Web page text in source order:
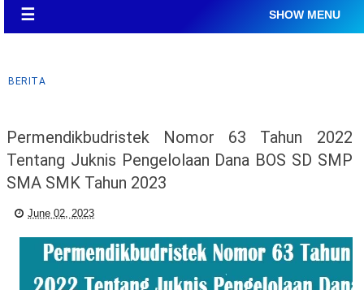
☰ SHOW MENU
BERITA
Permendikbudristek Nomor 63 Tahun 2022
Tentang Juknis Pengelolaan Dana BOS SD SMP
SMA SMK Tahun 2023
June 02, 2023